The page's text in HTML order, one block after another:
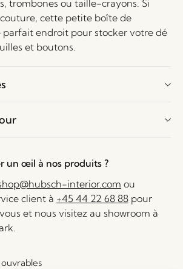
trombones ou taille-crayons. Si
cette petite boîte de
parfait endroit pour stocker votre dé
et boutons.
un œil à nos produits ?
interior.com ou
client à +45 44 22 68 88 pour
et nous visitez au showroom à